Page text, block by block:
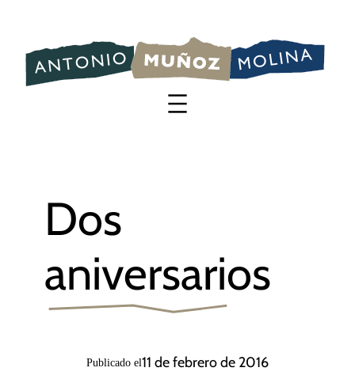
contenido
Dos
aniversarios
Publicado el11 de febrero de 2016